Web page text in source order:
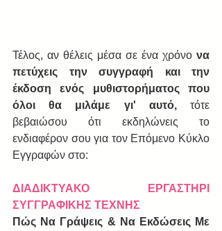
Τέλος, αν θέλεις μέσα σε ένα χρόνο να
πετύχεις την συγγραφή και την
έκδοση ενός μυθιστορήματος που
όλοι θα μιλάμε γι' αυτό, τότε
βεβαιώσου ότι εκδηλώνεις το
ενδιαφέρον σου για τον Επόμενο Κύκλο
Εγγραφών στο:
ΔΙΑΔΙΚΤΥΑΚΟ ΕΡΓΑΣΤΗΡΙ
ΣΥΓΓΡΑΦΙΚΗΣ ΤΕΧΝΗΣ
Πώς Να Γράψεις & Να Εκδώσεις Με